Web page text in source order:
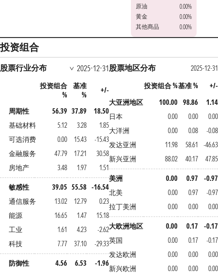
原油
0.00%
黄金
0.00%
其他商品
0.00%
投资组合
股票行业分布 2025-12-31
投资组合
%
基准
%
+/-
周期性 56.39 37.89
18.50
基础材料
5.12 3.28
1.85
可选消费
0.00 15.43
-15.43
金融服务
47.79 17.21
30.58
房地产
3.48 1.97 1.51
敏感性 39.05 55.58 -16.54
通信服务
13.02 12.79
0.23
能源
16.65 1.47
15.18
工业
1.61 4.23
-2.62
科技
7.77 37.10 -29.33
防御性 4.56 6.53
-1.96
股票地区分布
2025-12-31
投资组合 %基准 %
+/-
大亚洲地区
100.00 98.86
1.14
日本
0.00 0.00
0.00
大洋洲
0.00 0.08
-0.08
发达亚洲
11.98 58.61
-46.63
新兴亚洲
88.02 40.17 47.85
美洲 0.00 0.97
-0.97
北美
0.00 0.97
-0.97
拉丁美洲
0.00 0.00 0.00
大欧洲地区 0.00 0.17
-0.17
英国
0.00 0.17
-0.17
发达欧洲
0.00 0.00
0.00
新兴欧洲
0.00 0.00
0.00